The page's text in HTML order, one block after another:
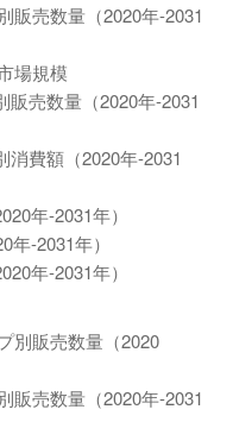
販売数量（2020年-2031
場規模
売数量（2020年-2031
費額（2020年-2031
年-2031年）
-2031年）
年-2031年）
別販売数量（2020
販売数量（2020年-2031